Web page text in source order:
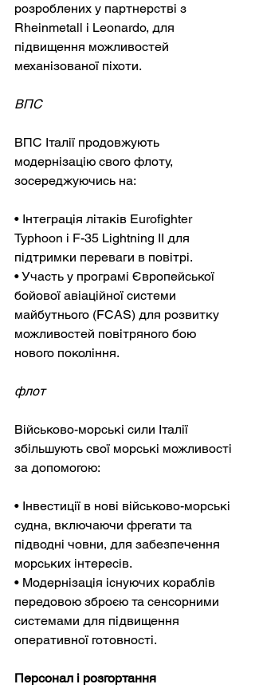
розроблених у партнерстві з
Rheinmetall і Leonardo, для
підвищення можливостей
механізованої піхоти.
ВПС
ВПС Італії продовжують
модернізацію свого флоту,
зосереджуючись на:
• Інтеграція літаків Eurofighter
Typhoon і F-35 Lightning II для
підтримки переваги в повітрі.
• Участь у програмі Європейської
бойової авіаційної системи
майбутнього (FCAS) для розвитку
можливостей повітряного бою
нового покоління.
флот
Військово-морські сили Італії
збільшують свої морські можливості
за допомогою:
• Інвестиції в нові військово-морські
судна, включаючи фрегати та
підводні човни, для забезпечення
морських інтересів.
• Модернізація існуючих кораблів
передовою зброєю та сенсорними
системами для підвищення
оперативної готовності.
Персонал і розгортання